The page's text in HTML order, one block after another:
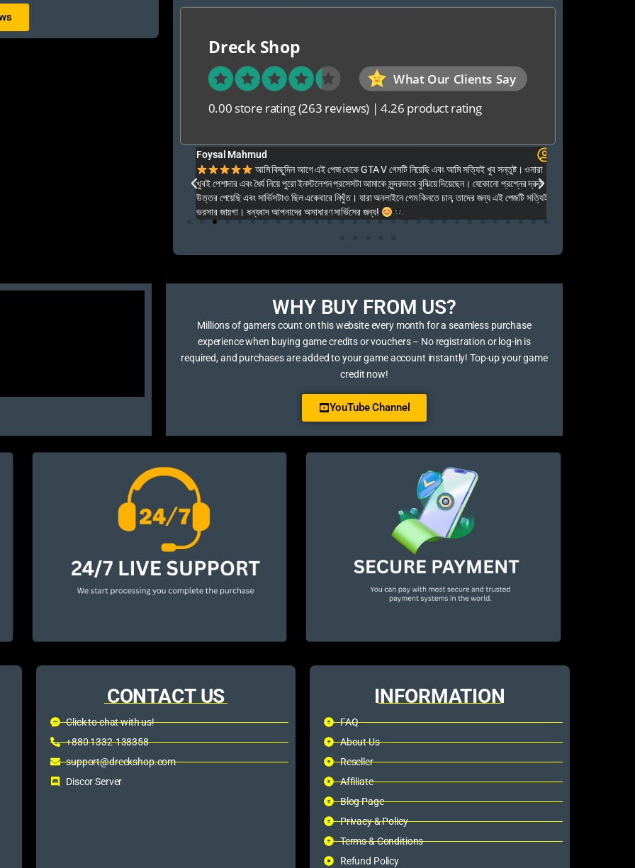
Dreck Shop
What Our Clients Say
0.00 store rating(263 reviews) |4.26 product rating
Foysal Mahmud
আমি কিছুদিন আগে এই পেজ থেকে GTA V গেমটি নিয়েছি এবং আমি সত্যিই খুব সন্তুষ্ট। ওনারা
খুবই পেশাদার এবং ধৈর্য নিয়ে পুরো ইনস্টলেশন প্রসেসটা আমাকে সুন্দরভাবে বুঝিয়ে দিয়েছেন। যেকোনো প্রশ্নের দ্রুত
উত্তর পেয়েছি এবং সার্ভিসটাও ছিল একেবারে নিখুঁত। যারা অনলাইনে গেম কিনতে চান, তাদের জন্য এই পেজটি সত্যিই
ভরসার জায়গা। ধন্যবাদ আপনাদের অসাধারণ সার্ভিসের জন্য!
WHY BUY FROM US?​
Millions of gamers count on this website every month for a seamless purchase
experience when buying game credits or vouchers – No registration or log-in is
required, and purchases are added to your game account instantly! Top-up your game
credit now!
YouTube Channel
CONTACT US
Click to chat with us!
+880 1332-138358
support@dreckshop.com
Discor Server
INFORMATION
FAQ
About Us
Reseller
Affiliate
Blog Page
Privacy & Policy
Terms & Conditions
Refund Policy